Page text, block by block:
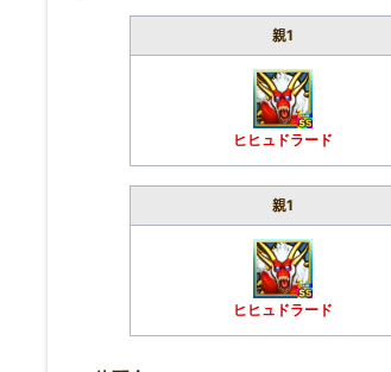
親1
ヒヒュドラード
親1
ヒヒュドラード